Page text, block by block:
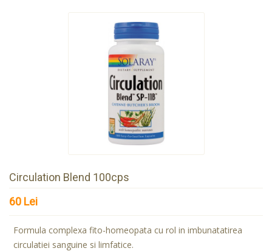
Circulation Blend 100cps
60 Lei
Formula complexa fito-homeopata cu rol in imbunatatirea
circulatiei sanguine si limfatice.